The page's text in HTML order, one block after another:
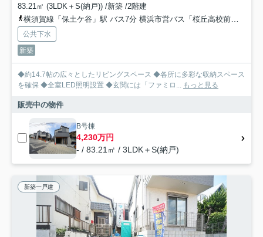
83.21㎡ (3LDK＋S(納戸)) /新築 /2階建
横須賀線「保土ケ谷」駅 バス7分 横浜市営バス「桜丘高校前（神奈川県）」 停歩4分
公共下水
新築
◆約14.7帖の広々としたリビングスペース ◆各所に多彩な収納スペース
を確保 ◆全室LED照明設置 ◆玄関には「ファミロ...
もっと見る
販売中の物件
B号棟
4,230万円
- / 83.21㎡ / 3LDK＋S(納戸)
新築一戸建